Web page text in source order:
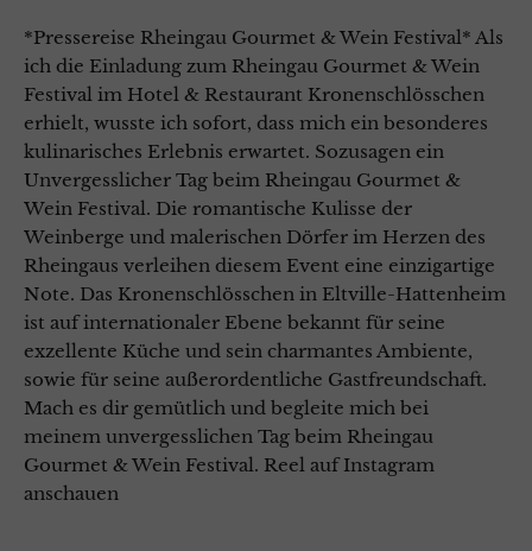
*Pressereise Rheingau Gourmet & Wein Festival* Als
ich die Einladung zum Rheingau Gourmet & Wein
Festival im Hotel & Restaurant Kronenschlösschen
erhielt, wusste ich sofort, dass mich ein besonderes
kulinarisches Erlebnis erwartet. Sozusagen ein
Unvergesslicher Tag beim Rheingau Gourmet &
Wein Festival. Die romantische Kulisse der
Weinberge und malerischen Dörfer im Herzen des
Rheingaus verleihen diesem Event eine einzigartige
Note. Das Kronenschlösschen in Eltville-Hattenheim
ist auf internationaler Ebene bekannt für seine
exzellente Küche und sein charmantes Ambiente,
sowie für seine außerordentliche Gastfreundschaft.
Mach es dir gemütlich und begleite mich bei
meinem unvergesslichen Tag beim Rheingau
Gourmet & Wein Festival. Reel auf Instagram
anschauen